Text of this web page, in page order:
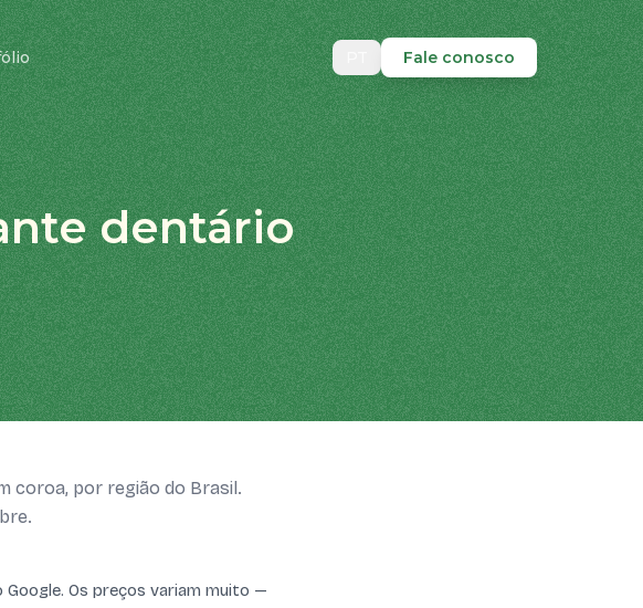
Fale conosco
dentário
coroa, por região do Brasil.
Os preços variam muito —